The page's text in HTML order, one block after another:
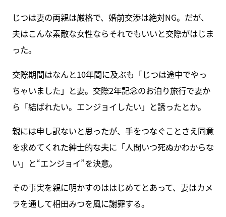
じつは妻の両親は厳格で、婚前交渉は絶対NG。だが、
夫はこんな素敵な女性ならそれでもいいと交際がはじま
った。
交際期間はなんと10年間に及ぶも「じつは途中でやっ
ちゃいました」と妻。交際2年記念のお泊り旅行で妻か
ら「結ばれたい。エンジョイしたい」と誘ったとか。
親には申し訳ないと思ったが、手をつなぐことさえ同意
を求めてくれた紳士的な夫に「人間いつ死ぬかわからな
い」と“エンジョイ”を決意。
その事実を親に明かすのははじめてとあって、妻はカメ
ラを通して相田みつを風に謝罪する。